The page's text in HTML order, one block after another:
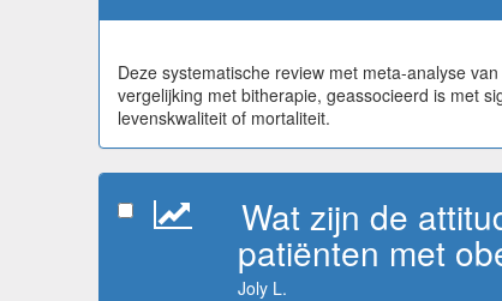
Deze systematische review met meta-analyse
vergelijking met bitherapie, geassocieerd is met
levenskwaliteit of mortaliteit.
Wat zijn de
patiënten met
Joly L.